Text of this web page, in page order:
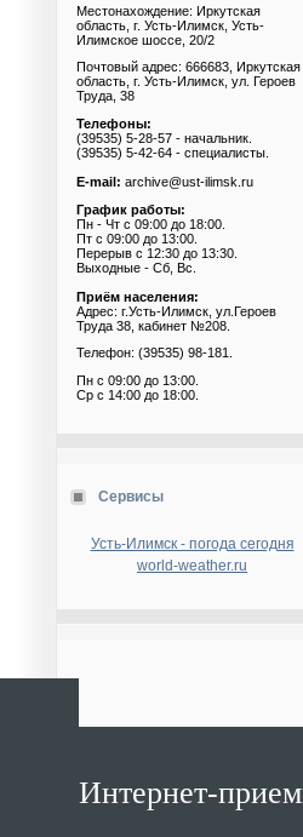
Местонахождение: Иркутская
область, г. Усть-Илимск, Усть-
Илимское шоссе, 20/2
Почтовый адрес: 666683, Иркутская
область, г. Усть-Илимск, ул. Героев
Труда, 38
Телефоны:
(39535) 5-28-57 - начальник.
(39535) 5-42-64 - специалисты.
E-mail: archive@ust-ilimsk.ru
График работы:
Пн - Чт с 09:00 до 18:00.
Пт с 09:00 до 13:00.
Перерыв с 12:30 до 13:30.
Выходные - Сб, Вс.
Приём населения:
Адрес: г.Усть-Илимск, ул.Героев
Труда 38, кабинет №208.
Телефон: (39535) 98-181.
Пн с 09:00 до 13:00.
Ср с 14:00 до 18:00.
Сервисы
Усть-Илимск - погода сегодня
world-weather.ru
Интернет-